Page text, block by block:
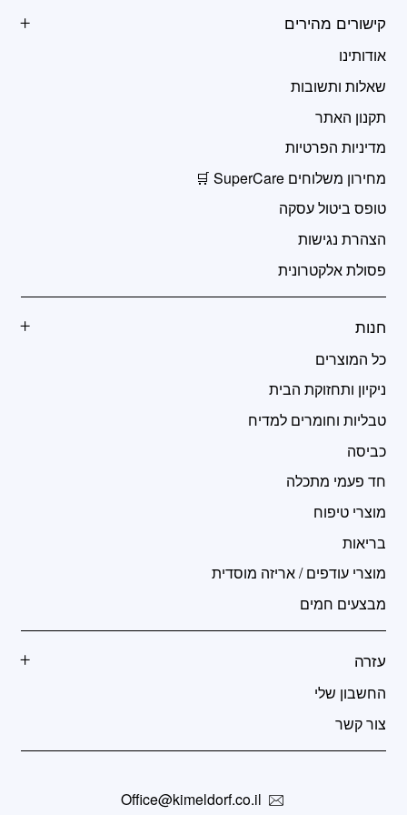
קישורים מהירים
אודותינו
שאלות ותשובות
תקנון האתר
מדיניות הפרטיות
מחירון משלוחים SuperCare 🛒
טופס ביטול עסקה
הצהרת נגישות
פסולת אלקטרונית
חנות
כל המוצרים
ניקיון ותחזוקת הבית
טבליות וחומרים למדיח
כביסה
חד פעמי מתכלה
מוצרי טיפוח
בריאות
מוצרי עודפים / אריזה מוסדית
מבצעים חמים
עזרה
החשבון שלי
צור קשר
Office@kimeldorf.co.il